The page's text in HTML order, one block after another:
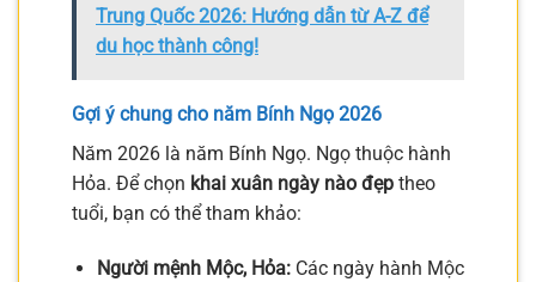
Trung Quốc 2026: Hướng dẫn từ A-Z để
du học thành công!
Gợi ý chung cho năm Bính Ngọ 2026
Năm 2026 là năm Bính Ngọ. Ngọ thuộc hành
Hỏa. Để chọn khai xuân ngày nào đẹp theo
tuổi, bạn có thể tham khảo:
Người mệnh Mộc, Hỏa:Các ngày hành Mộc